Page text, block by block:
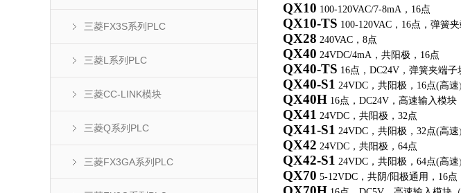
三菱FX3S系列PLC
三菱L系列PLC
三菱CC-LINK模块
三菱Q系列PLC
三菱FX3GA系列PLC
QX10 100-120VAC/7-8mA ， 16点
QX10-TS 100-120VAC ， 16点，弹簧
QX28 240VAC ， 8点
QX40 24VDC/4mA ，共阳极， 16点
QX40-TS 16点， DC24V ，弹簧夹端子
QX40-S1 24VDC ，共阳极， 16点(高速)
QX40H 16点， DC24V ，高速输入模块
QX41 24VDC ，共阳极， 32点
QX41-S1 24VDC ，共阳极， 32点(高速)
QX42 24VDC ，共阳极， 64点
QX42-S1 24VDC ，共阳极， 64点(高速)
QX70 5-12VDC ，共阴/阳极通用， 16点